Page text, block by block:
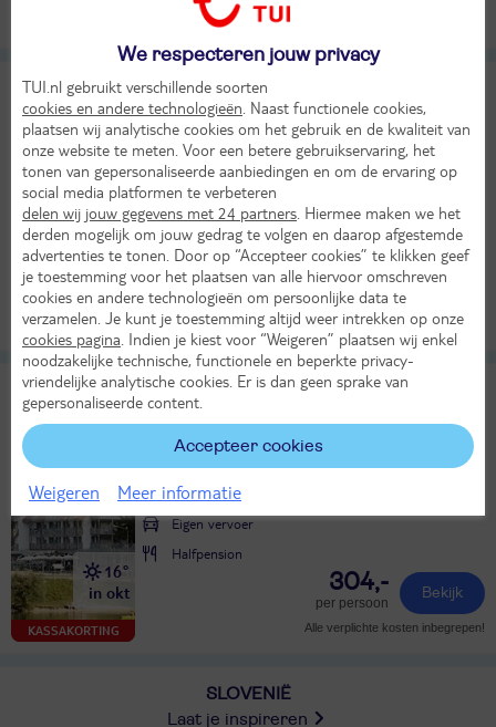
Jama
TUI classificatie Hotel
Slovenië Notranjskokraska Postojna
KASSAKORTING
21°
in sep
Wo 23 sep 2026
4 dagen (3 nachten)
Eigen vervoer
Logies
287,-
per persoon
Alle verplichte kosten inbegrepen!
Jezero
TUI classificatie Hotel
Slovenië
KASSAKORTING
16°
in okt
4 dagen (3 nachten)
Eigen vervoer
Halfpension
304,-
per persoon
Bekijk
Alle verplichte kosten inbegrepen!
SLOVENIË
Laat je inspireren
We respecteren jouw privacy
TUI.nl gebruikt verschillende soorten
cookies en andere technologieën . Naast functionele cookies,
plaatsen wij analytische cookies om het gebruik en de kwaliteit van
onze website te meten. Voor een betere gebruikservaring, het
tonen van gepersonaliseerde aanbiedingen en om de ervaring op
social media platformen te verbeteren
delen wij jouw gegevens met 24 partners . Hiermee maken we het
derden mogelijk om jouw gedrag te volgen en daarop afgestemde
advertenties te tonen. Door op “Accepteer cookies” te klikken geef
je toestemming voor het plaatsen van alle hiervoor omschreven
cookies en andere technologieën om persoonlijke data te
verzamelen. Je kunt je toestemming altijd weer intrekken op onze
cookies pagina . Indien je kiest voor “Weigeren” plaatsen wij enkel
noodzakelijke technische, functionele en beperkte privacy-
vriendelijke analytische cookies. Er is dan geen sprake van
gepersonaliseerde content.
Accepteer cookies
Weigeren Meer informatie